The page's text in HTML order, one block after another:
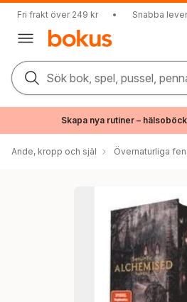
Fri frakt över 249 kr • Snabba
Sök bok, spel, pussel,
Skapa nya rutiner –
Ande, kropp och själ Övernaturliga